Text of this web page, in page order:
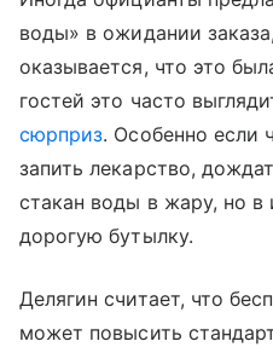
воды» в ожидании
оказывается, что это
гостей это часто
сюрприз. Особенно если
запить лекарство,
стакан воды в жару, но в
дорогую бутылку.
Делягин считает, что
может повысить